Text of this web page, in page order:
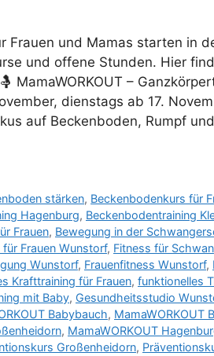
Frauen und Mamas starten in
und offene Stunden. Hier
MamaWORKOUT –
dienstags ab 17.
auf Beckenboden, Rumpf
stärken, Beckenbodenkurs für
Hagenburg, Beckenbodentraining
Frauen, Bewegung in der
für Frauen Wunstorf, Fitness für
Wunstorf, Frauenfitness Wunstorf,
Krafttraining für Frauen, funktionelles
mit Baby, Gesundheitsstudio
Babybauch, MamaWORKOUT
, MamaWORKOUT
Großenheidorn,